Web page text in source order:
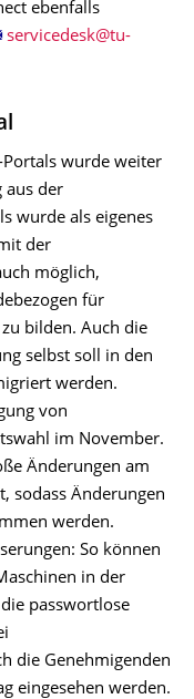
ebenfalls
Portals wurde weiter
aus der
wurde als eigenes
der
möglich,
für
bilden. Auch die
selbst soll in den
werden.
von
im November.
Änderungen am
sodass Änderungen
werden.
So können
in der
die passwortlose
die Genehmigenden
eingesehen werden.